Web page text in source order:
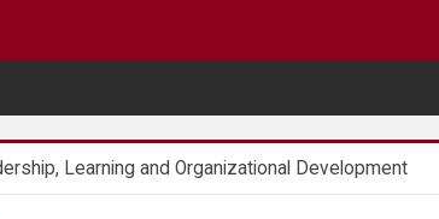
Learning and Organizational Development